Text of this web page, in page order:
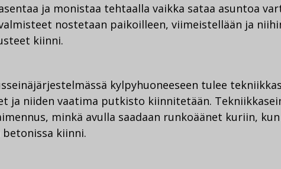
ja monistaa tehtaalla vaikka sataa asuntoa
nostetaan paikoilleen, viimeistellään ja
kiinni.
kylpyhuoneeseen tulee
ja niiden vaatima putkisto kiinnitetään.
minkä avulla saadaan runkoäänet kuriin,
betonissa kiinni.